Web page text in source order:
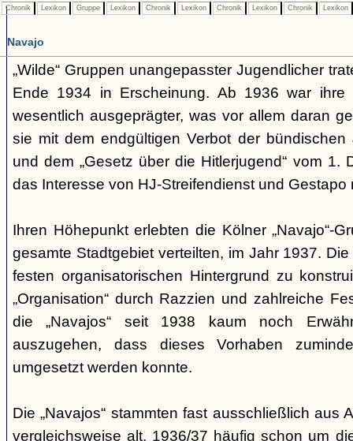
Chronik Lexikon Gruppe Lexikon Chronik Lexikon Chronik Lexikon Chronik Lexikon
Navajo
„Wilde“ Gruppen unangepasster Jugendlicher
Ende 1934 in Erscheinung. Ab 1936 war ihre
wesentlich ausgeprägter, was vor allem daran
sie mit dem endgültigen Verbot der
und dem „Gesetz über die Hitlerjugend“ vom 1.
das Interesse von HJ-Streifendienst und Gestapo
Ihren Höhepunkt erlebten die Kölner „Navajo“-
gesamte Stadtgebiet verteilten, im Jahr 1937.
festen organisatorischen Hintergrund zu
„Organisation“ durch Razzien und zahlreiche
die „Navajos“ seit 1938 kaum noch
auszugehen, dass dieses Vorhaben
umgesetzt werden konnte.
Die „Navajos“ stammten fast ausschließlich aus
vergleichsweise alt. 1936/37 häufig schon um